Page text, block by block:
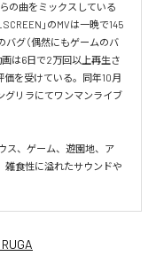
の曲をミックスしている
」のMVは一晩で145
グ（偶然にもゲームのバ
は6日で2万回以上再生さ
価を受けている。同年10月
グリラにてワンマンライブ
ス、ゲーム、遊園地、ア
雑食性に溢れたサウンドや